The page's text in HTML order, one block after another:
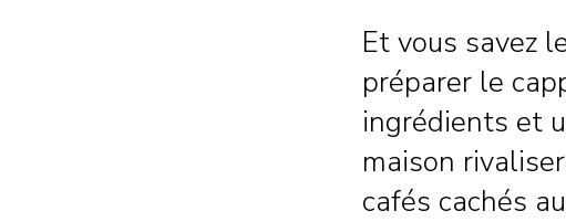
Et vous savez
préparer le
ingrédients et
maison
cafés cachés